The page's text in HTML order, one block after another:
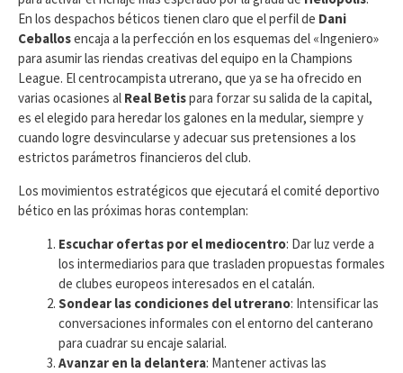
En los despachos béticos tienen claro que el perfil de Dani
Ceballosencaja a la perfección en los esquemas del «Ingeniero»
para asumir las riendas creativas del equipo en la Champions
League. El centrocampista utrerano, que ya se ha ofrecido en
varias ocasiones al Real Betispara forzar su salida de la capital,
es el elegido para heredar los galones en la medular, siempre y
cuando logre desvincularse y adecuar sus pretensiones a los
estrictos parámetros financieros del club.
​Los movimientos estratégicos que ejecutará el comité deportivo
bético en las próximas horas contemplan:
Escuchar ofertas por el mediocentro: Dar luz verde a
los intermediarios para que trasladen propuestas formales
de clubes europeos interesados en el catalán.
Sondear las condiciones del utrerano: Intensificar las
conversaciones informales con el entorno del canterano
para cuadrar su encaje salarial.
Avanzar en la delantera: Mantener activas las